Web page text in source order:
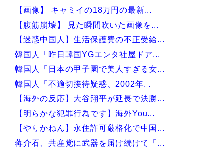
Powered by livedoor 相互RSS
【画像】 キャミイの18万円の最新...
【腹筋崩壊】 見た瞬間吹いた画像を...
【迷惑中国人】生活保護費の不正受給...
韓国人「昨日韓国YGエンタ社屋ドア...
韓国人「日本の甲子園で美人すぎる女...
韓国人「不適切接待疑惑、2002年...
【海外の反応】大谷翔平が延長で決勝...
【明らかな犯罪行為です】海外You...
【やりかねん】永住許可厳格化で中国...
蒋介石、共産党に武器を届け続けて「...